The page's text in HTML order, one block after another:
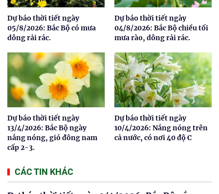
Dự báo thời tiết ngày
05/8/2026: Bắc Bộ có mưa
dông rải rác.
Dự báo thời tiết ngày
04/8/2026: Bắc Bộ chiều tối
mưa rào, dông rải rác.
Dự báo thời tiết ngày
13/4/2026: Bắc Bộ ngày
nắng nóng, gió đông nam
cấp 2-3.
Dự báo thời tiết ngày
10/4/2026: Nắng nóng trên
cả nước, có nơi 40 độ C
CÁC TIN KHÁC